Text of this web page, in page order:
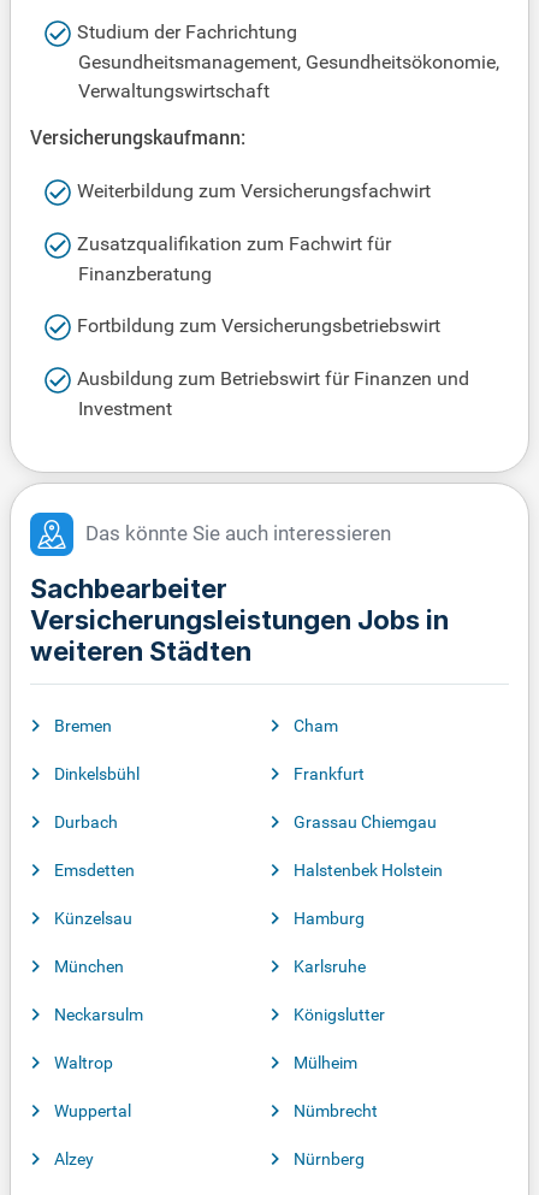
Studium der Fachrichtung
Gesundheitsmanagement, Gesundheitsökonomie,
Verwaltungswirtschaft
Versicherungskaufmann:
Weiterbildung zum Versicherungsfachwirt
Zusatzqualifikation zum Fachwirt für
Finanzberatung
Fortbildung zum Versicherungsbetriebswirt
Ausbildung zum Betriebswirt für Finanzen und
Investment
Das könnte Sie auch interessieren
Sachbearbeiter
Versicherungsleistungen Jobs in
weiteren Städten
Bremen
Dinkelsbühl
Durbach
Emsdetten
Künzelsau
München
Neckarsulm
Waltrop
Wuppertal
Alzey
Cham
Frankfurt
Grassau Chiemgau
Halstenbek Holstein
Hamburg
Karlsruhe
Königslutter
Mülheim
Nümbrecht
Nürnberg